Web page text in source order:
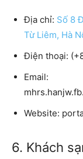
Địa chỉ: Số 8
Từ Liêm, Hà
Điện thoại:
Email:
Website:
6. Khách